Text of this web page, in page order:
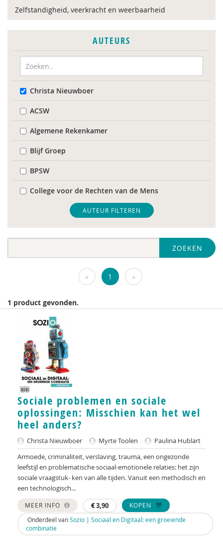
Zelfstandigheid, veerkracht en weerbaarheid
AUTEURS
Christa Nieuwboer
ACSW
Algemene Rekenkamer
Blijf Groep
BPSW
College voor de Rechten van de Mens
De Raad voor Volksgezondheid & Samenleving
diverse
Fier
GREVIO
het Regeringscommissariaat seksueel
grensoverschrijdend gedrag en seksueel geweld
huisarts
KNMG
Landelijk Kenniscentrum LVB
LIDIE
Maatschappelijk Impact Team
Mariëlle Bruning
Mentale gezondheidsnetwerken
Movisie
AUTEUR FILTEREN
ZOEKEN
« 1 »
1 product gevonden.
Sociale problemen en sociale
oplossingen: Misschien kan het wel
heel anders?
Christa Nieuwboer Myrte Toolen
Paulina Hublart
Armoede, criminaliteit, verslaving, trauma, een ongezonde
leefstijl en problematische sociaal-emotionele relaties: het zijn
sociale vraagstuk- ken van alle tijden. Vanuit een methodisch en
een technologisch...
MEER INFO €3,90
KOPEN
Onderdeel vanSozio | Sociaal en Digitaal: een groeiende
combinatie